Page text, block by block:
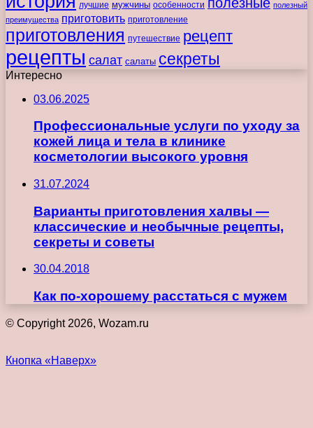
лучшие мужчины особенности
полезный
преимущества приготовить приготовление
приготовления путешествие рецепт
рецепты салат салаты секреты
Интересно
03.06.2025
Профессиональные услуги по уходу за
кожей лица и тела в клинике
косметологии высокого уровня
31.07.2024
Варианты приготовления халвы —
классические и необычные рецепты,
секреты и советы
30.04.2018
Как по-хорошему расстаться с мужем
© Copyright 2026, Wozam.ru
Кнопка «Наверх»